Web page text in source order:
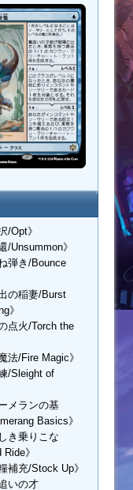
/Opt》
/Unsummon》
弾き/Bounce
の稲妻/Burst
》
点火/Torch the
法/Fire Magic》
/Sleight of
メランの基
Basics》
き乗りこな
》
補充/Stock Up》
いの才